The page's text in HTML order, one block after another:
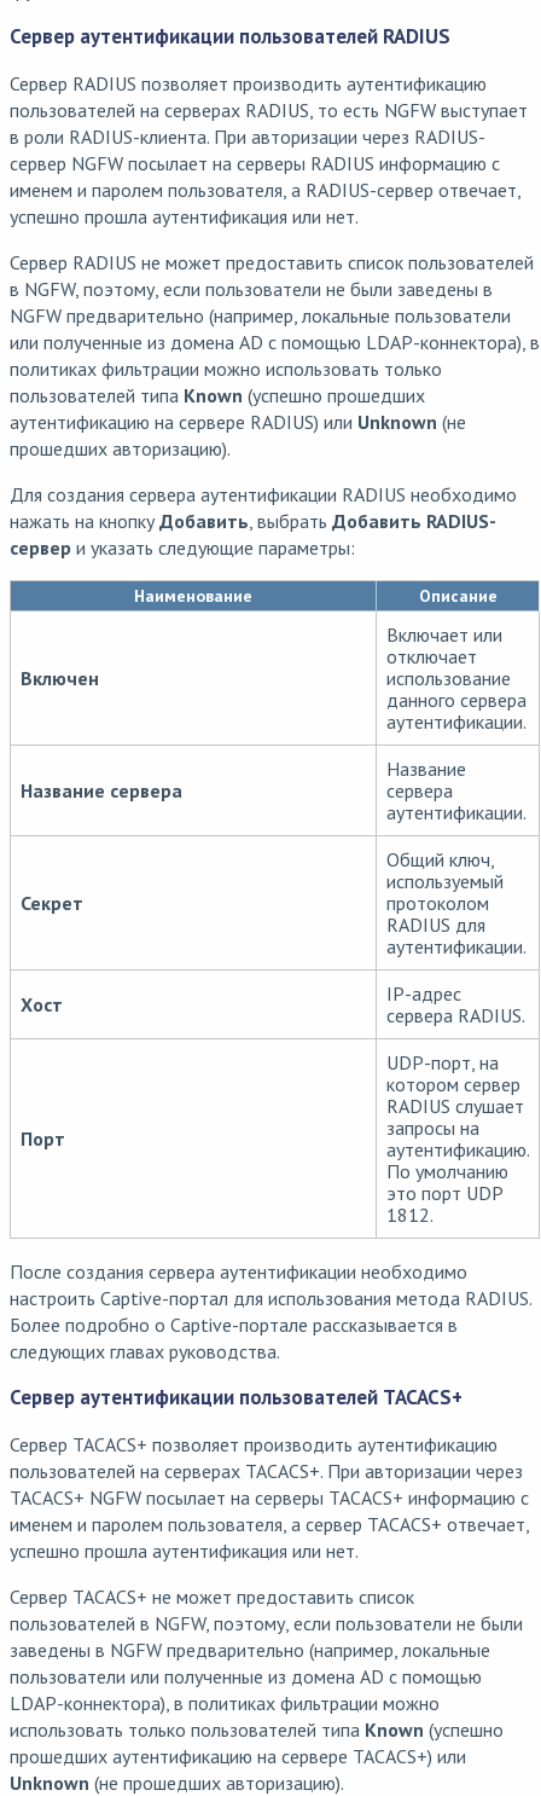
Сервер аутентификации пользователей RADIUS
Сервер RADIUS позволяет производить аутентификацию
пользователей на серверах RADIUS, то есть NGFW выступает
в роли RADIUS-клиента. При авторизации через RADIUS-
сервер NGFW посылает на серверы RADIUS информацию с
именем и паролем пользователя, а RADIUS-сервер отвечает,
успешно прошла аутентификация или нет.
Сервер RADIUS не может предоставить список пользователей
в NGFW, поэтому, если пользователи не были заведены в
NGFW предварительно (например, локальные пользователи
или полученные из домена AD с помощью LDAP-коннектора), в
политиках фильтрации можно использовать только
пользователей типа Known (успешно прошедших
аутентификацию на сервере RADIUS) или Unknown (не
прошедших авторизацию).
Для создания сервера аутентификации RADIUS необходимо
нажать на кнопкуДобавить, выбрать Добавить RADIUS-
сервер и указать следующие параметры:
Наименование Описание
Включен
Включает или
отключает
использование
данного сервера
аутентификации.
Название сервера
Название
сервера
аутентификации.
Секрет
Общий ключ,
используемый
протоколом
RADIUS для
аутентификации.
Хост
IP-адрес
сервера RADIUS.
Порт
UDP-порт, на
котором сервер
RADIUS слушает
запросы на
аутентификацию.
По умолчанию
это порт UDP
1812.
После создания сервера аутентификации необходимо
настроить Captive-портал для использования метода RADIUS.
Более подробно о Captive-портале рассказывается в
следующих главах руководства.
Сервер аутентификации пользователей TACACS+
Сервер TACACS+ позволяет производить аутентификацию
пользователей на серверах TACACS+. При авторизации через
TACACS+ NGFW посылает на серверы TACACS+ информацию с
именем и паролем пользователя, а сервер TACACS+ отвечает,
успешно прошла аутентификация или нет.
Сервер TACACS+ не может предоставить список
пользователей в NGFW, поэтому, если пользователи не были
заведены в NGFW предварительно (например, локальные
пользователи или полученные из домена AD с помощью
LDAP-коннектора), в политиках фильтрации можно
использовать только пользователей типа Known (успешно
прошедших аутентификацию на сервере TACACS+) или
Unknown (не прошедших авторизацию).